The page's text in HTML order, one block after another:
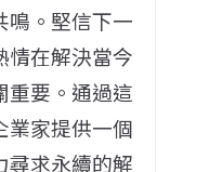
鳴。堅信下一
情在解決當今
重要。通過這
業家提供一個
尋求永續的解